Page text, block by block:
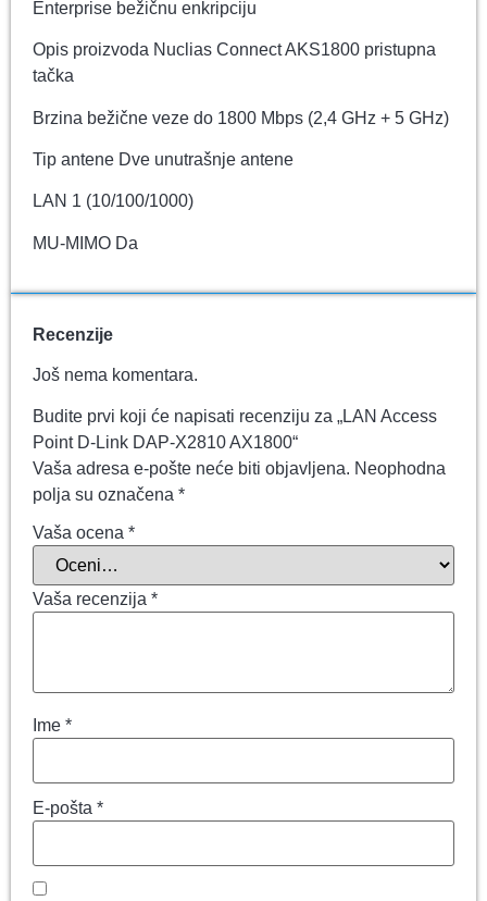
Enterprise bežičnu enkripciju
Opis proizvoda Nuclias Connect AKS1800 pristupna
tačka
Brzina bežične veze do 1800 Mbps (2,4 GHz + 5 GHz)
Tip antene Dve unutrašnje antene
LAN 1 (10/100/1000)
MU-MIMO Da
Recenzije
Još nema komentara.
Budite prvi koji će napisati recenziju za „LAN Access
Point D-Link DAP-X2810 AX1800“
Vaša adresa e-pošte neće biti objavljena. Neophodna
polja su označena *
Vaša ocena *
Vaša recenzija *
Ime *
E-pošta *